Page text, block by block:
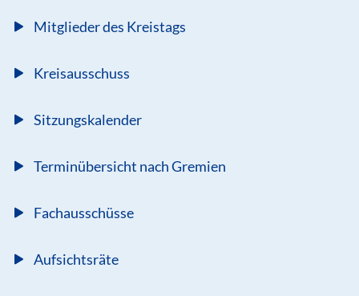
Mitglieder des Kreistags
Kreisausschuss
Sitzungskalender
Terminübersicht nach Gremien
Fachausschüsse
Aufsichtsräte